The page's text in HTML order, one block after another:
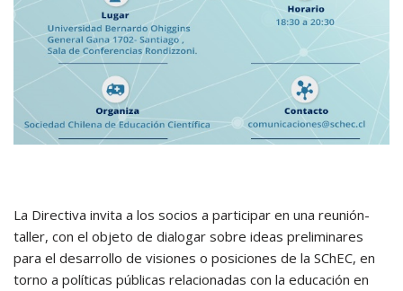
La Directiva invita a los socios a participar en una reunión-
taller, con el objeto de dialogar sobre ideas preliminares
para el desarrollo de visiones o posiciones de la SChEC, en
torno a políticas públicas relacionadas con la educación en